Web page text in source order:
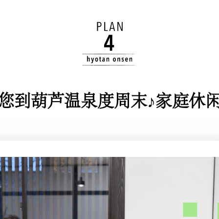
到葫芦温泉度周末♪家庭休